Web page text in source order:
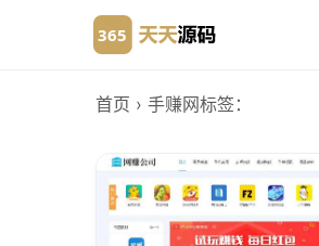
首页 › 手赚网标签：